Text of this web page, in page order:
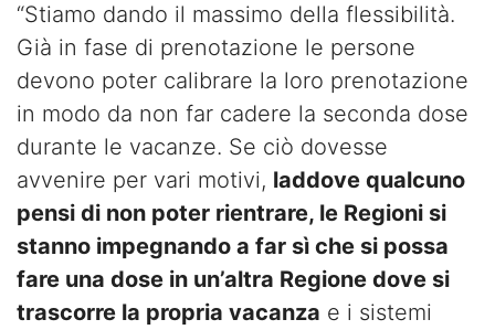
“Stiamo dando il massimo della flessibilità.
Già in fase di prenotazione le persone
devono poter calibrare la loro prenotazione
in modo da non far cadere la seconda dose
durante le vacanze. Se ciò dovesse
avvenire per vari motivi, laddove qualcuno
pensi di non poter rientrare, le Regioni si
stanno impegnando a far sì che si possa
fare una dose in un’altra Regione dove si
trascorre la propria vacanza e i sistemi